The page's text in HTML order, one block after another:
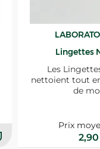
Lingettes
Les
nettoient tout
de
Prix